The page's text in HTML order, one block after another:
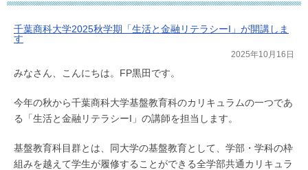
千葉商科大学2025秋学期「生活と金融リテラシーI」が開講しま
す
2025年10月16日
みなさん、こんにちは。FP黒田です。
今年の秋から千葉商科大学基盤教育科のカリキュラムの一つであ
る「生活と金融リテラシーI」の講師を担当します。
基盤教育科目群とは、同大学の基盤教育として、学部・学科の枠
組みを越えて学生が履修することができる全学部共通カリキュラ